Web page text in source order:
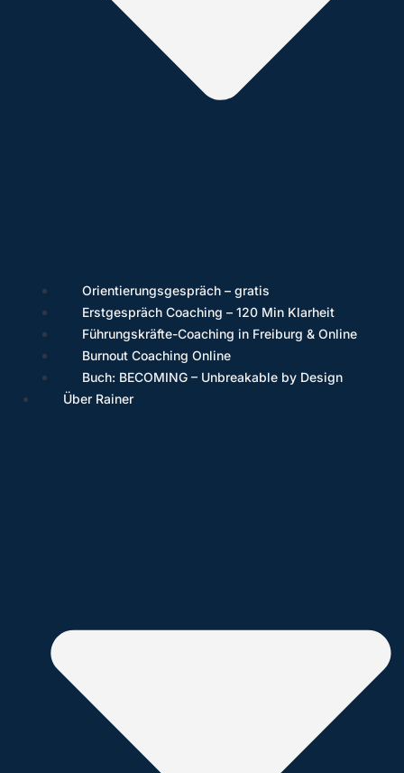
Orientierungsgespräch – gratis
Erstgespräch Coaching – 120 Min Klarheit
Führungskräfte-Coaching in Freiburg & Online
Burnout Coaching Online
Buch: BECOMING – Unbreakable by Design
Über Rainer